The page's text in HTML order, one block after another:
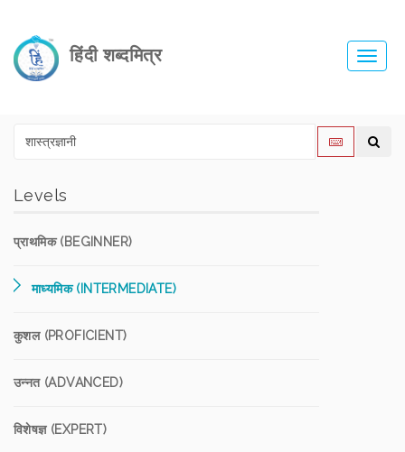
हिंदी शब्दमित्र
Levels
प्राथमिक (BEGINNER)
माध्यमिक (INTERMEDIATE)
कुशल (PROFICIENT)
उन्नत (ADVANCED)
विशेषज्ञ (EXPERT)